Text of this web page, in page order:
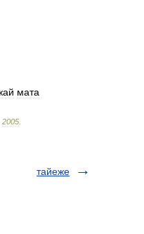
мата
2005
тайеже